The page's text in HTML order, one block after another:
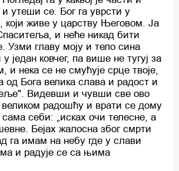
и утеши се. Бог га уврсти у
који живе у царству Његовом. Ја
и неће никад бити
Узми главу моју и тело сина
један ковчег, па више не тугуј за
и нека се не смућује срце твоје,
од Бога велика слава и радост и
Видевши и чувши све ово
радошћу и врати се дому
себи: „исках очи телесне, а
Бејах жалосна због смрти
га имам на небу где у слави
и радује се са њима